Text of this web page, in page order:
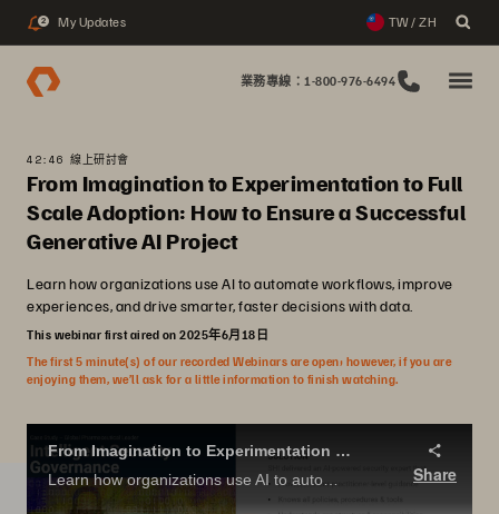
2 My Updates TW / ZH
業務專線：1-800-976-6494
42:46 線上研討會
From Imagination to Experimentation to Full
Scale Adoption: How to Ensure a Successful
Generative AI Project
Learn how organizations use AI to automate workflows, improve
experiences, and drive smarter, faster decisions with data.
This webinar first aired on 2025年6月18日
The first 5 minute(s) of our recorded Webinars are open; however, if you are
enjoying them, we’ll ask for a little information to finish watching.
From Imagination to Experimentation to Full Scale Adoption: How to ensure a successful Generative AI Project
Learn how organizations use AI to automate workflows, improve experiences, and drive smarter, faster decisions with data
Share